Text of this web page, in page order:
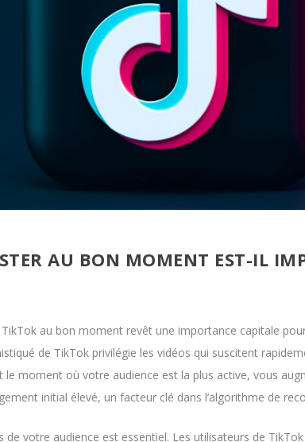
AU BON MOMENT EST-IL
au bon moment revêt une importance capitale
de TikTok privilégie les vidéos qui suscitent
le moment où votre audience est la plus active, vous
initial élevé, un facteur clé dans l’algorithme de
de votre audience est essentiel. Les utilisateurs de